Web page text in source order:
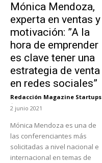
Mónica Mendoza,
experta en ventas y
motivación: ”A la
hora de emprender
es clave tener una
estrategia de venta
en redes sociales”
Redacción Magazine Startups
-
2 junio 2021
Mónica Mendoza es una de
las conferenciantes más
solicitadas a nivel nacional e
internacional en temas de